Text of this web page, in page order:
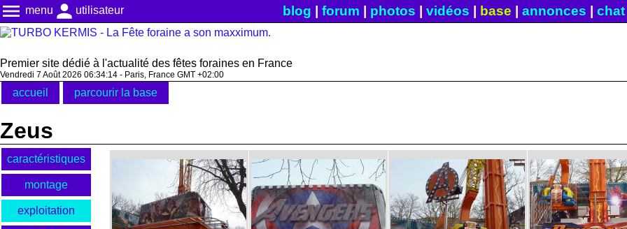
menu menu person utilisateur blog forum photos vidéos base annonces chat|
Premier site dédié à l'actualité des fêtes foraines en France
Vendredi 7 Août 2026 06:34:14 - Paris, France GMT +02:00
accueil parcourir la base
Zeus
caractéristiques
montage
exploitation